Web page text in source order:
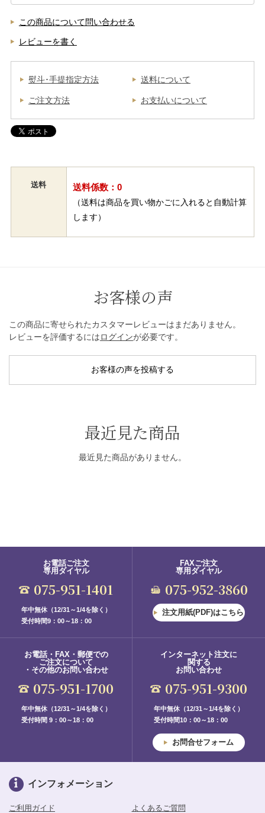
この商品について問い合わせる
レビューを書く
熨斗･手提指定方法 送料について
ご注文方法 お支払いについて
送料 送料係数：0
（送料は商品を買い物かごに入れると自動計算
します）
お客様の声
この商品に寄せられたカスタマーレビューはまだありません。
レビューを評価するにはログインが必要です。
お客様の声を投稿する
最近見た商品
最近見た商品がありません。
お電話ご注文
専用ダイヤル
075-951-1401
年中無休（12/31～1/4を除く）
受付時間9：00～18：00
FAXご注文
専用ダイヤル
075-952-3860
注文用紙(PDF)はこちら
お電話・FAX・郵便での
ご注文について
・その他のお問い合わせ
075-951-1700
年中無休（12/31～1/4を除く）
受付時間 9：00～18：00
インターネット注文に
関する
お問い合わせ
075-951-9300
年中無休（12/31～1/4を除く）
受付時間10：00～18：00
お問合せフォーム
インフォメーション
ご利用ガイド
よくあるご質問